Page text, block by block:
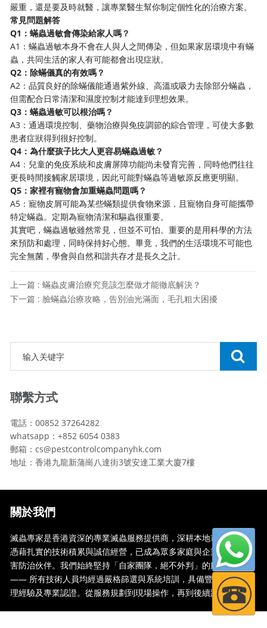
嚴重，還是要及時就醫，讓專業醫生幫你制定個性化的治療方案。
常見問題解答
Q1：蟎蟲過敏會傳染給家人嗎？
A1：蟎蟲過敏本身不會在人與人之間傳染，但如果家居環境中有蟎
蟲，共同生活的家人有可能都會出現症狀。
Q2：除蟎儀真的有效嗎？
A2：品質良好的除蟎儀能通過紫外線、高溫或吸力去除部分蟎蟲，
但需配合日常清潔和濕度控制才能達到理想效果。
Q3：蟎蟲過敏可以根治嗎？
A3：通過環境控制、藥物治療與免疫調節的綜合管理，可使大多數
患者症狀得到很好控制。
Q4：為什麼孩子比大人更容易蟎蟲過敏？
A4：兒童的免疫系統和皮膚屏障功能尚未發育完善，同時他們往往
更長時間接觸家居環境，因此可能對蟎蟲等過敏原反應更明顯。
Q5：家裡有寵物會加重蟎蟲問題嗎？
A5：寵物皮屑可能為某些蟎類提供食物來源，且寵物自身可能攜帶
特定蟎蟲。定期為寵物清潔和驅蟲很重要。
其實吧，蟎蟲過敏雖然常見，但並不可怕。重要的是用科學的方法
來預防和處理，同時保持好心態。畢竟，我們的生活環境不可能也
完全無菌，學會與自然和諧共存才是長久之計。
上一篇 : 蟎蟲皮膚治療究竟該怎麼做才能徹底解決？
下一篇 : 臉蟎蟲治療攻略，告別油光滿面，毛孔粗大困擾
聯繫方式
電話：00852 37264282
whatsapp：+852 6054 0383
郵箱：cs@pestcontrolcompanyhk.com
地址：香港九龍新蒲崗八達街3號安達工業大廈7樓
關於我們
滅蟲專家是香港資深的專業滅蟲服務提供商，深耕本地市場多年，
憑藉扎實的技術積累與誠信經營，已成為眾多家庭與企業信賴的蟲
害防治伙伴。我們始終堅持「自家團隊，絕不外判」的服務承諾
—— 所有技術人員均經過嚴格篩選與系統培訓，具備豐富的現場處
理經驗及專業認證。從服務規劃到現場操作，再到後續跟蹤，全...